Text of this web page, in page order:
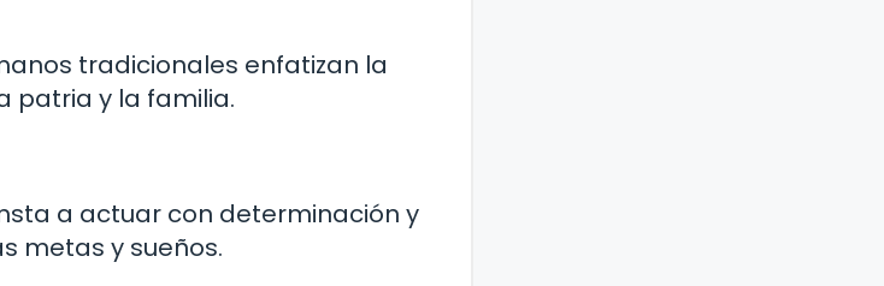
tradicionales enfatizan la
patria y la familia.
a actuar con determinación y
metas y sueños.